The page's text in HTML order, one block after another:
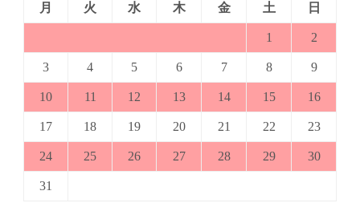
月
火 水 木 金 土 日
1 2
3 4 5 6 7 8 9
10 11 12 13 14 15 16
17 18 19 20 21 22 23
24 25 26 27 28 29 30
31